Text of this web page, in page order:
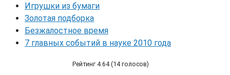
Игрушки из бумаги
Золотая подборка
Безжалостное время
7 главных событий в науке 2010 года
Рейтинг 4.64 (14 голосов)